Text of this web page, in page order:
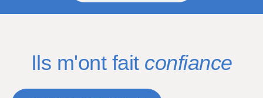
Ils m'ont fait confiance